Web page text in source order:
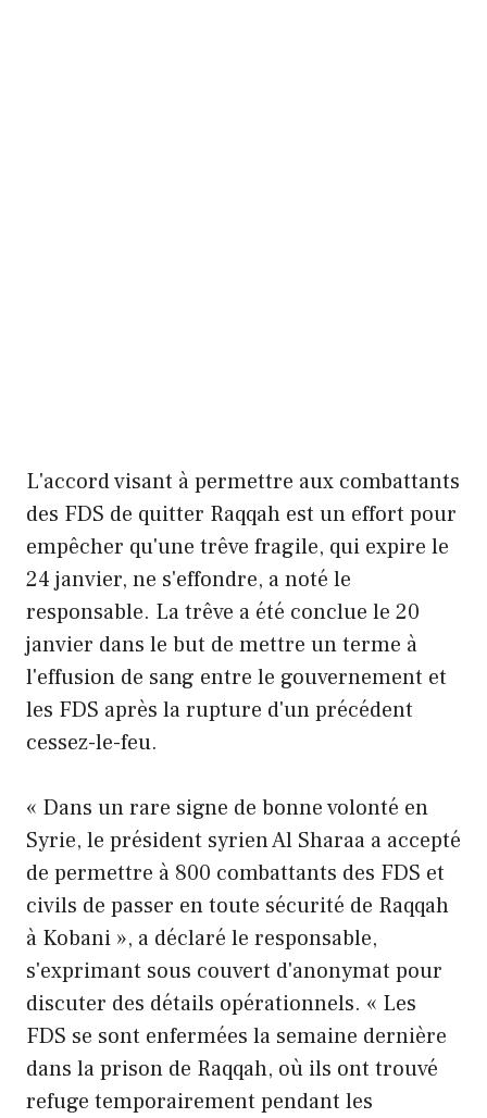
L'accord visant à permettre aux combattants
des FDS de quitter Raqqah est un effort pour
empêcher qu'une trêve fragile, qui expire le
24 janvier, ne s'effondre, a noté le
responsable. La trêve a été conclue le 20
janvier dans le but de mettre un terme à
l'effusion de sang entre le gouvernement et
les FDS après la rupture d'un précédent
cessez-le-feu.
« Dans un rare signe de bonne volonté en
Syrie, le président syrien Al Sharaa a accepté
de permettre à 800 combattants des FDS et
civils de passer en toute sécurité de Raqqah
à Kobani », a déclaré le responsable,
s'exprimant sous couvert d'anonymat pour
discuter des détails opérationnels. « Les
FDS se sont enfermées la semaine dernière
dans la prison de Raqqah, où ils ont trouvé
refuge temporairement pendant les